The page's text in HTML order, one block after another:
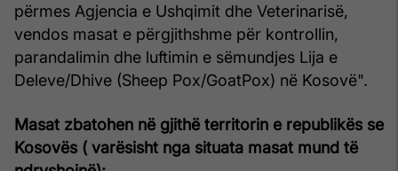
përmes Agjencia e Ushqimit dhe Veterinarisë,
vendos masat e përgjithshme për kontrollin,
parandalimin dhe luftimin e sëmundjes Lija e
Deleve/Dhive (Sheep Pox/GoatPox) në Kosovë".
Masat zbatohen në gjithë territorin e republikës se
Kosovës ( varësisht nga situata masat mund të